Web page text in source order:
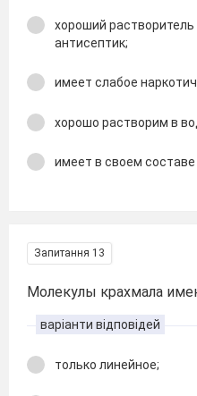
хороший
антисептик;
имеет слабое
хорошо растворим в
имеет в своем составе
Запитання 13
Молекулы крахмала
варіанти відповідей
только линейное;